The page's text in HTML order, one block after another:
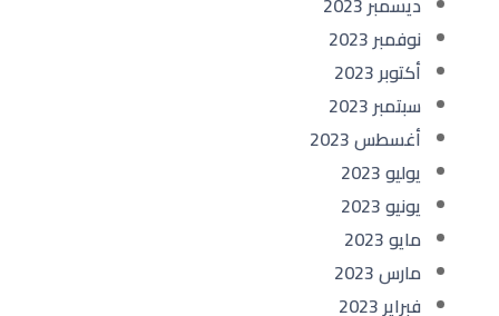
نوفمبر 2023
أكتوبر 2023
سبتمبر 2023
أغسطس 2023
يوليو 2023
يونيو 2023
مايو 2023
مارس 2023
فبراير 2023